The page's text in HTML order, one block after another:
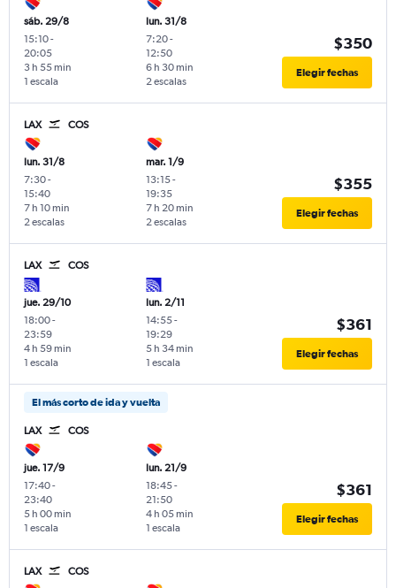
sáb. 29/8
15:10-
20:05
1 escala
3 h 55 min
lun. 31/8
7:20-
12:50
2 escalas
6 h 30 min
$350
Elegir fechas
LAX COS
lun. 31/8
7:30-
15:40
2 escalas
7 h 10 min
mar. 1/9
13:15-
19:35
2 escalas
7 h 20 min
$355
Elegir fechas
LAX COS
jue. 29/10
18:00-
23:59
1 escala
4 h 59 min
lun. 2/11
14:55-
19:29
1 escala
5 h 34 min
$361
Elegir fechas
El más corto de ida y vuelta
LAX COS
jue. 17/9
17:40-
23:40
1 escala
5 h 00 min
lun. 21/9
18:45-
21:50
1 escala
4 h 05 min
$361
Elegir fechas
LAX COS